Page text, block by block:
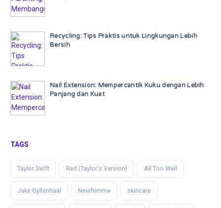
Recycling: Tips Praktis untuk Lingkungan Lebih
Bersih
Nail Extension: Mempercantik Kuku dengan Lebih
Panjang dan Kuat
TAGS
Taylor Swift Red (Taylor's Version) All Too Well
Jake Gyllenhaal Newfemme skincare